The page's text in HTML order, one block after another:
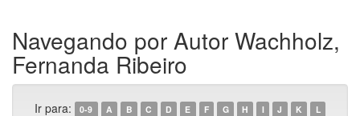
Navegando por Autor Wachholz,
Fernanda Ribeiro
Ir para: 0-9 A B C D E F G H I J K
L